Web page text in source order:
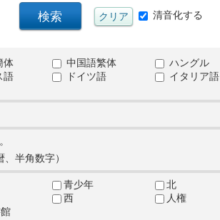
清音化する
体 中国語繁体 ハングル
語 ドイツ語 イタリア語
、半角数字）
青少年 北
西 人権